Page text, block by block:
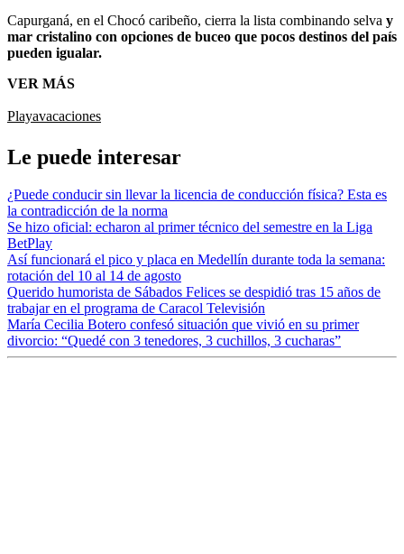
Capurganá, en el Chocó caribeño, cierra la lista combinando selva y
mar cristalino con opciones de buceo que pocos destinos del país
pueden igualar.
VER MÁS
Playavacaciones
Le puede interesar
¿Puede conducir sin llevar la licencia de conducción física? Esta es
la contradicción de la norma
Se hizo oficial: echaron al primer técnico del semestre en la Liga
BetPlay
Así funcionará el pico y placa en Medellín durante toda la semana:
rotación del 10 al 14 de agosto
Querido humorista de Sábados Felices se despidió tras 15 años de
trabajar en el programa de Caracol Televisión
María Cecilia Botero confesó situación que vivió en su primer
divorcio: “Quedé con 3 tenedores, 3 cuchillos, 3 cucharas”